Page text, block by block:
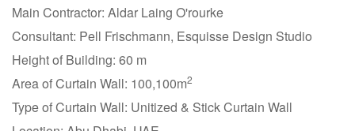
Main Contractor: Aldar Laing O'rourke
Consultant: Pell Frischmann, Esquisse Design Studio
Height of Building: 60 m
Area of Curtain Wall: 100,100m2
Type of Curtain Wall: Unitized & Stick Curtain Wall